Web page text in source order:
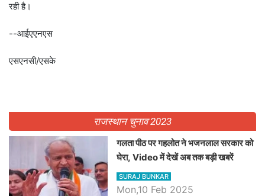
रही है।
--आईएएनएस
एसएनसी/एसके
राजस्थान चुनाव 2023
गलता पीठ पर गहलोत ने भजनलाल सरकार को
घेरा, Video में देखें अब तक बड़ी खबरें
SURAJ BUNKAR
Mon,10 Feb 2025